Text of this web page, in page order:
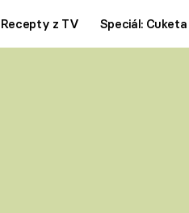
Recepty z TV Speciál: Cuketa